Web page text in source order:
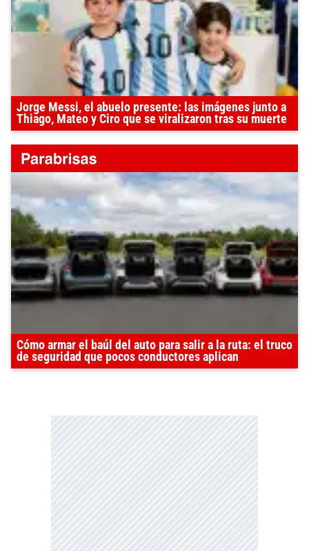
Jorge Messi, el abuelo presente: las imágenes junto a
Thiago, Mateo y Ciro que se viralizaron tras su muerte
Cómo armar el baúl del auto para salir a la ruta: el truco
de seguridad que pocos conductores aplican